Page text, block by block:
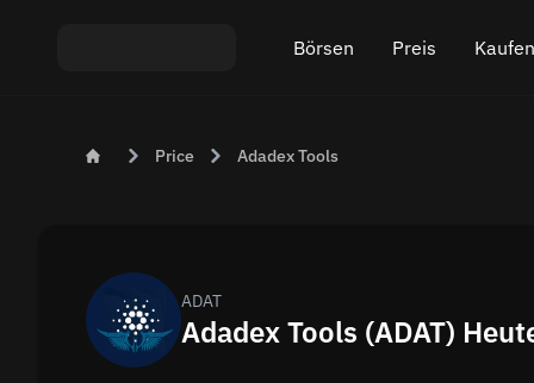
Börsen
Austausch ETH An USDT
Austausch ETH An BTC
Austausch BTC An XMR
Preis
Price Adadex Tools
ADAT
Adadex Tools (ADAT)